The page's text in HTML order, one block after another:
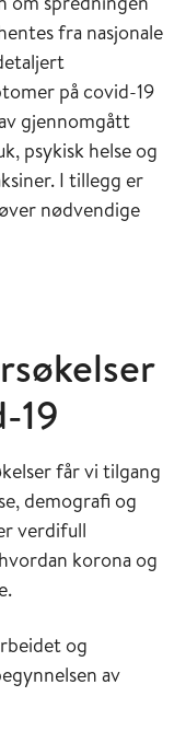
fra nasjonale
på covid-19
gjennomgått
psykisk helse og
I tillegg er
nødvendige
19
får vi tilgang
demografi og
verdifull
korona og
og
av